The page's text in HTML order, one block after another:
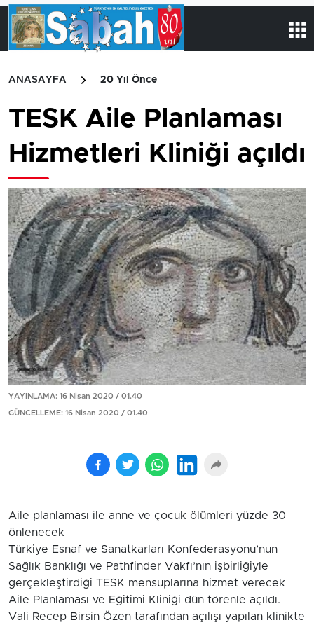
ANASAYFA 20 Yıl Önce
TESK Aile Planlaması
Hizmetleri Kliniği açıldı
YAYINLAMA: 16 Nisan 2020 / 01.40
GÜNCELLEME: 16 Nisan 2020 / 01.40
Aile planlaması ile anne ve çocuk ölümleri yüzde 30
önlenecek
Türkiye Esnaf ve Sanatkarları Konfederasyonu’nun
Sağlık Banklığı ve Pathfinder Vakfı’nın işbirliğiyle
gerçekleştirdiği TESK mensuplarına hizmet verecek
Aile Planlaması ve Eğitimi Kliniği dün törenle açıldı.
Vali Recep Birsin Özen tarafından açılışı yapılan klinikte